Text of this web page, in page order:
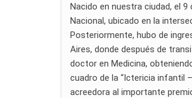
Nacido en nuestra ciudad, el
Nacional, ubicado en la
Posteriormente, hubo de
Aires, donde después de
doctor en Medicina,
cuadro de la “Ictericia infantil
acreedora al importante